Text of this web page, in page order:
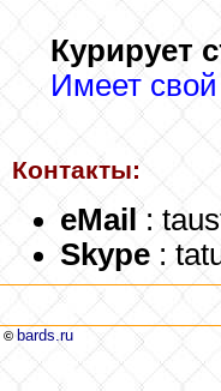
Курирует
Имеет
Контакты:
eMail:
Skype :
© bards.ru